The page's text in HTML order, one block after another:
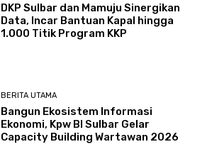
DKP Sulbar dan Mamuju Sinergikan
Data, Incar Bantuan Kapal hingga
1.000 Titik Program KKP
BERITA UTAMA
Bangun Ekosistem Informasi
Ekonomi, Kpw BI Sulbar Gelar
Capacity Building Wartawan 2026